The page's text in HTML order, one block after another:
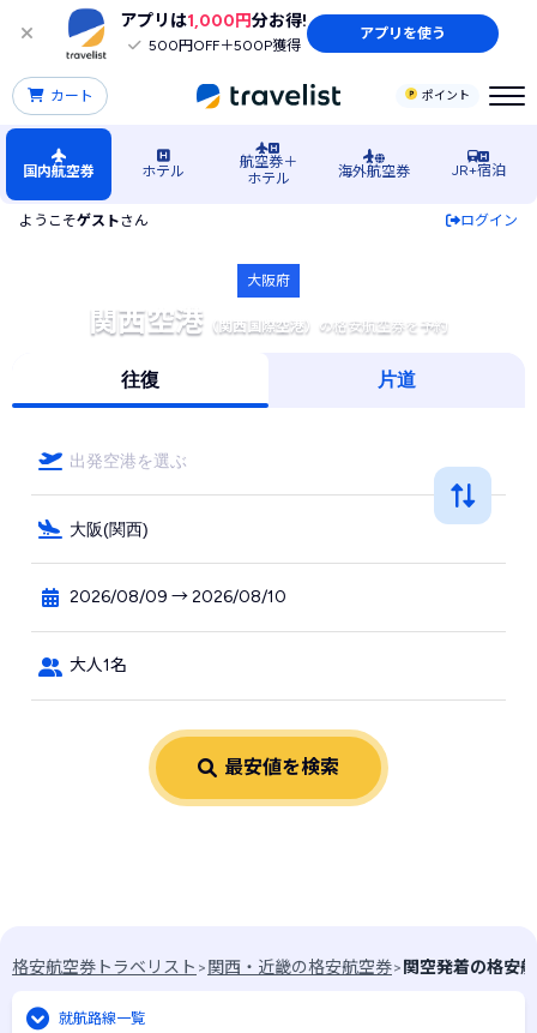
アプリは1,000円分お得!
500円OFF＋500P獲得
アプリを使う
ポイント
カート
国内航空券 ホテル
航空券＋
ホテル
海外航空券 JR+宿泊
ようこそゲストさん ログイン
往復 片道
出発空港を選ぶ
大阪(関西)
2026/08/09 → 2026/08/10
大人1名
最安値を検索
大阪府
関西空港 （関西国際空港） の格安航空券を予約
格安航空券トラベリスト > 関西・近畿の格安航空券> 関空発着の格安
就航路線一覧